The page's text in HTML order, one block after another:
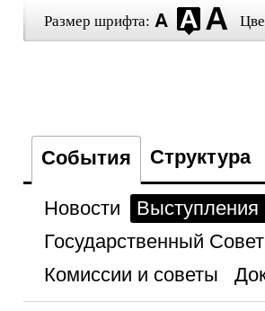
Размер шрифта:
События Структура
Новости
Выступления
Государственный Совет
Комиссии и советы